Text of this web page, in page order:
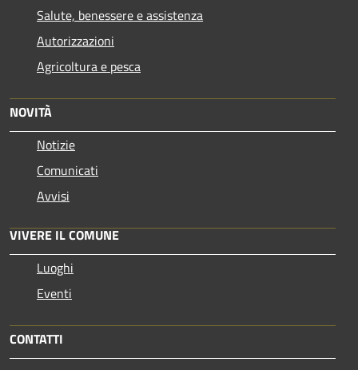
Salute, benessere e assistenza
Autorizzazioni
Agricoltura e pesca
NOVITÀ
Notizie
Comunicati
Avvisi
VIVERE IL COMUNE
Luoghi
Eventi
CONTATTI